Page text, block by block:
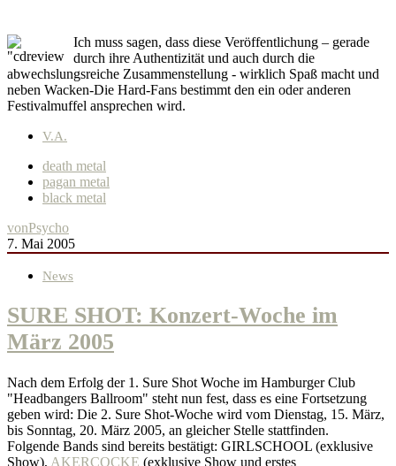
Ich muss sagen, dass diese Veröffentlichung – gerade
durch ihre Authentizität und auch durch die
abwechslungsreiche Zusammenstellung - wirklich Spaß macht und
neben Wacken-Die Hard-Fans bestimmt den ein oder anderen
Festivalmuffel ansprechen wird.
V.A.
death metal
pagan metal
black metal
vonPsycho
7. Mai 2005
News
SURE SHOT: Konzert-Woche im
März 2005
Nach dem Erfolg der 1. Sure Shot Woche im Hamburger Club
"Headbangers Ballroom" steht nun fest, dass es eine Fortsetzung
geben wird: Die 2. Sure Shot-Woche wird vom Dienstag, 15. März,
bis Sonntag, 20. März 2005, an gleicher Stelle stattfinden.
Folgende Bands sind bereits bestätigt: GIRLSCHOOL (exklusive
Show), AKERCOCKE (exklusive Show und erstes